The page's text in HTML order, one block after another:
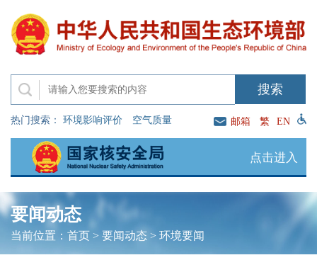
热门搜索： 环境影响评价 空气质量 邮箱 繁 EN
点击进入
要闻动态
当前位置： 首页> 要闻动态 > 环境要闻